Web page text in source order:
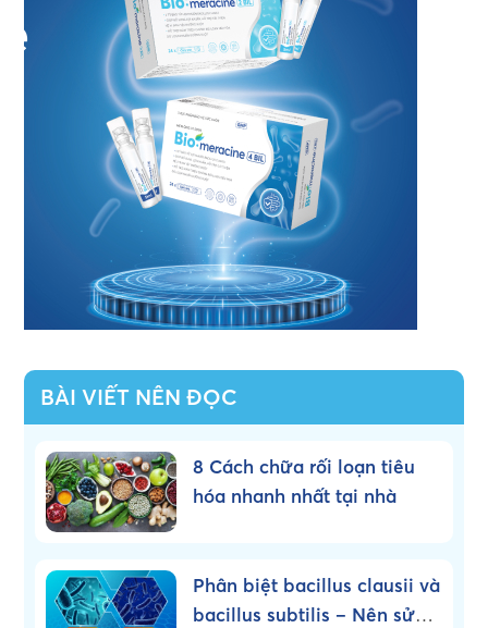
BÀI VIẾT NÊN ĐỌC
8 Cách chữa rối loạn tiêu
hóa nhanh nhất tại nhà
Phân biệt bacillus clausii và
bacillus subtilis – Nên sử